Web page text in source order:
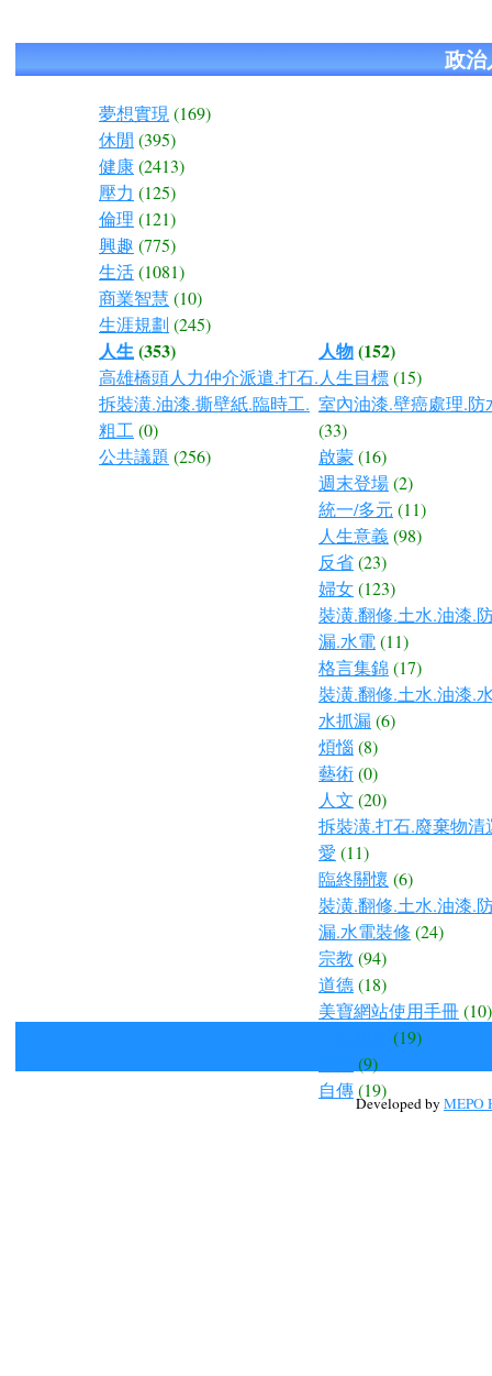
政治
夢想實現(169)
休閒 (395)
健康(2413)
壓力 (125)
倫理 (121)
興趣 (775)
生活(1081)
商業智慧 (10)
生涯規劃 (245)
人生(353)
高雄橋頭人力仲介派遣.打石.
拆裝潢.油漆.撕壁紙.臨時工.
粗工(0)
公共議題 (256)
人物(152)
人生目標(15)
室內油漆.壁癌處理.防
(33)
啟蒙(16)
週末登場(2)
統一/多元 (11)
人生意義(98)
反省(23)
婦女(123)
裝潢.翻修.土水.油漆.
漏.水電(11)
格言集錦(17)
裝潢.翻修.土水.油漆.
水抓漏(6)
煩惱 (8)
藝術(0)
人文 (20)
拆裝潢.打石.廢棄物清
愛 (11)
臨終關懷 (6)
裝潢.翻修.土水.油漆.
漏.水電裝修 (24)
宗教 (94)
道德(18)
美寶網站使用手冊(10)
(19)
(9)
自傳(19)
Developed by MEPO